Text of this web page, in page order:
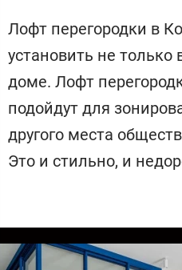
Лофт перегородки в
установить не только
доме. Лофт
подойдут для
другого места
Это и стильно, и